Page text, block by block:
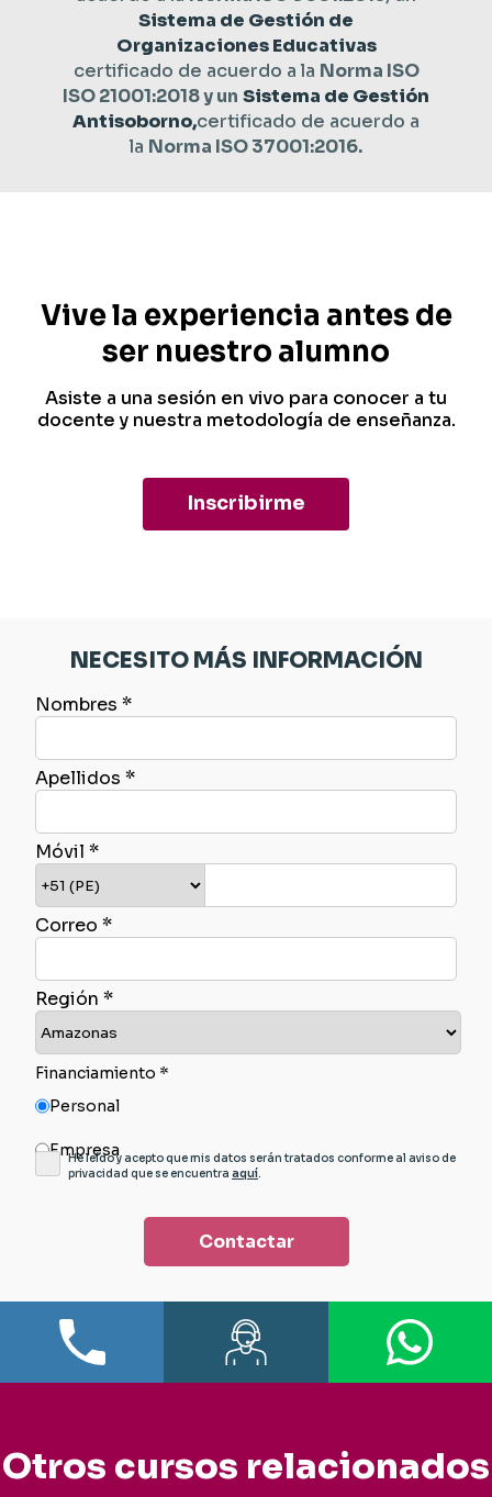
Sistema de Gestión de
Organizaciones Educativas
certificado de acuerdo a la Norma ISO
ISO 21001:2018 y un Sistema de Gestión
Antisoborno,certificado de acuerdo a
la Norma ISO 37001:2016.
Vive la experiencia antes de
ser nuestro alumno
Asiste a una sesión en vivo para conocer a tu
docente y nuestra metodología de enseñanza.
Inscribirme
NECESITO MÁS INFORMACIÓN
Nombres *
Apellidos *
Móvil *
Correo *
Región *
Financiamiento *
Personal
Empresa
He leído y acepto que mis datos serán tratados conforme al aviso de
privacidad que se encuentra aquí.
Contactar
Otros cursos relacionados